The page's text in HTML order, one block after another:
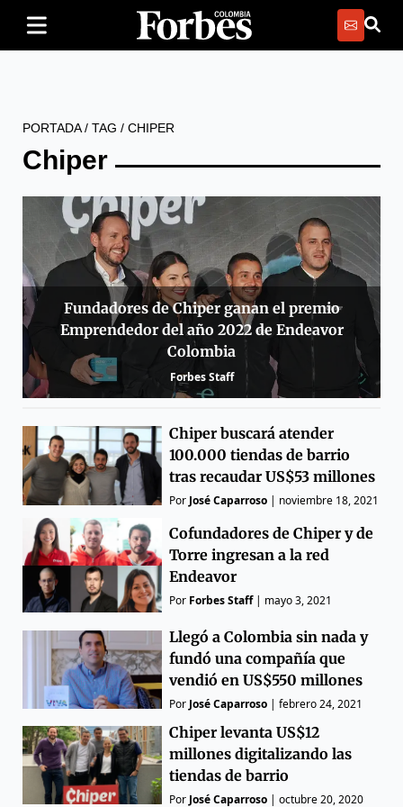
PORTADA/ TAG / CHIPER
Chiper
Fundadores de Chiper ganan el premio
Emprendedor del año 2022 de Endeavor
Colombia
Forbes Staff
Chiper buscará atender
100.000 tiendas de barrio
tras recaudar US$53 millones
Por José Caparroso | noviembre 18, 2021
Cofundadores de Chiper y de
Torre ingresan a la red
Endeavor
Por Forbes Staff| mayo 3, 2021
Llegó a Colombia sin nada y
fundó una compañía que
vendió en US$550 millones
Por José Caparroso |febrero 24, 2021
Chiper levanta US$12
millones digitalizando las
tiendas de barrio
Por José Caparroso |octubre 20, 2020